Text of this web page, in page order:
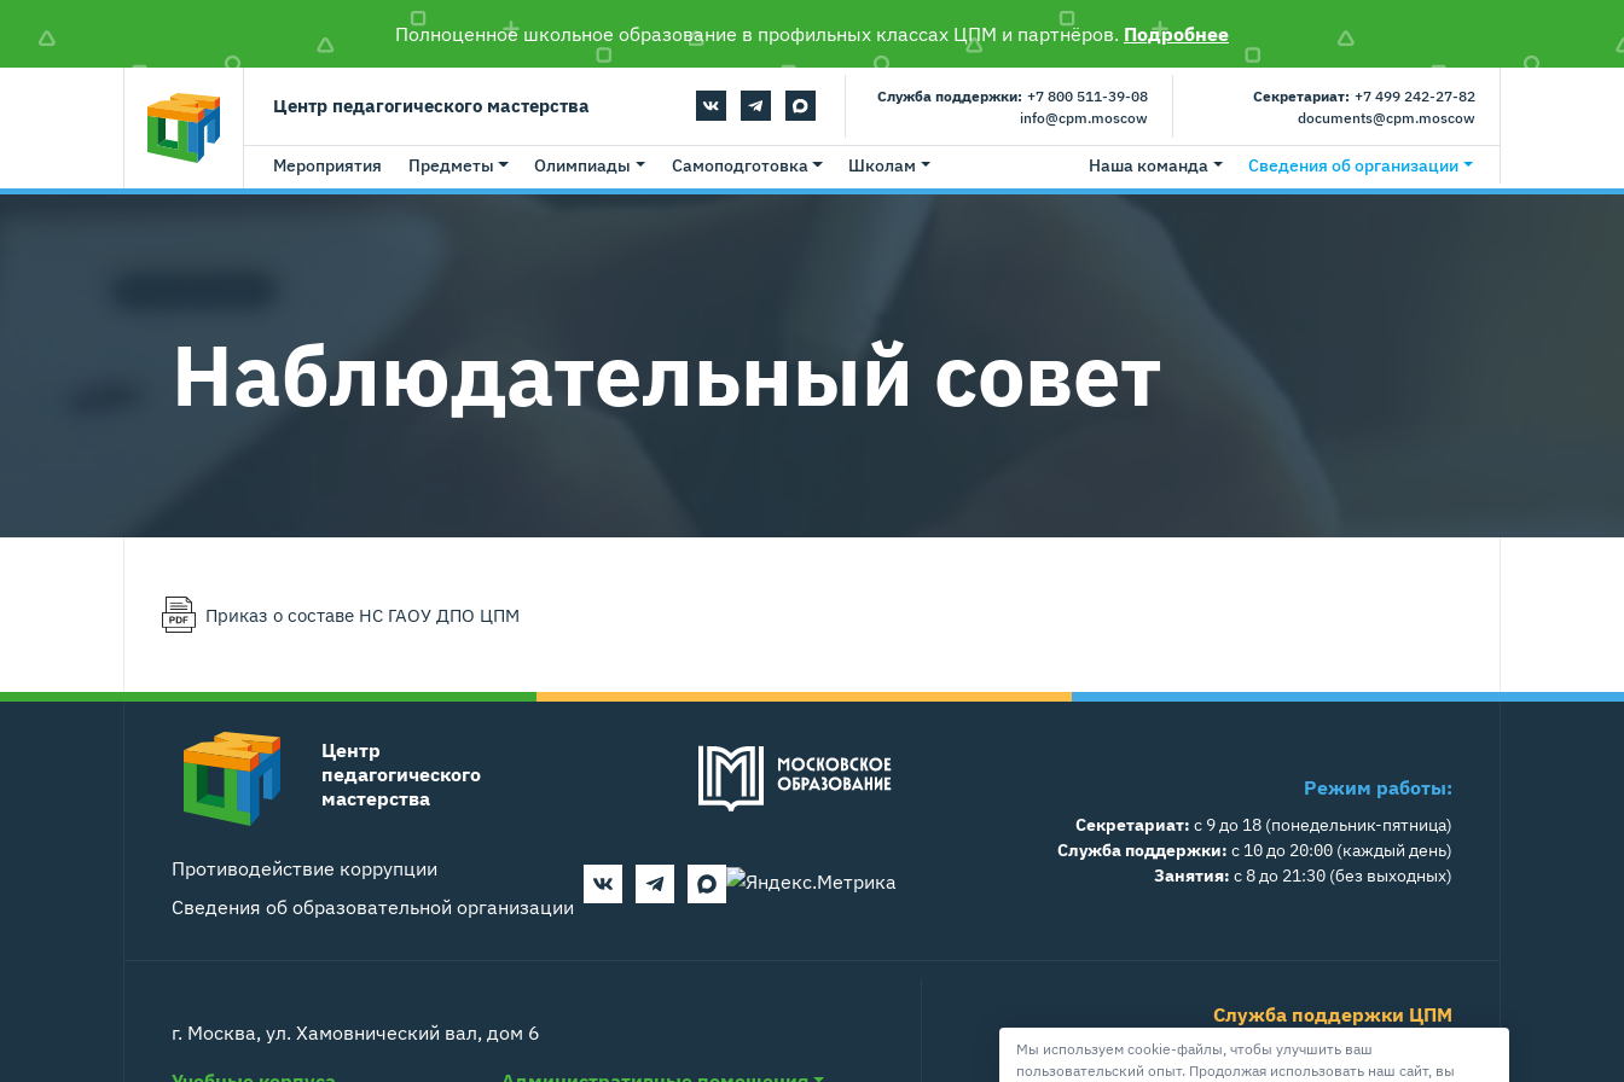
Полноценное школьное образование в профильных классах ЦПМ и партнёров. Подробнее
Центр педагогического мастерства Служба поддержки: +7 800 511-39-08
info@cpm.moscow
Секретариат: +7 499 242-27-82
documents@cpm.moscow
Мероприятия Предметы Олимпиады Самоподготовка Школам Наша команда Сведения об организации
Наблюдательный совет
Приказ о составе НС ГАОУ ДПО ЦПМ
Центр
педагогического
мастерства
Противодействие коррупции
Сведения об образовательной организации
Режим работы:
Секретариат: с 9 до 18 (понедельник-пятница)
Служба поддержки: с 10 до 20:00 (каждый день)
Занятия: с 8 до 21:30 (без выходных)
г. Москва, ул. Хамовнический вал, дом 6
Служба поддержки ЦПМ
+7 800 511-39-08
info@cpm.moscow
Мы используем cookie-файлы, чтобы улучшить ваш
пользовательский опыт. Продолжая использовать наш сайт, вы